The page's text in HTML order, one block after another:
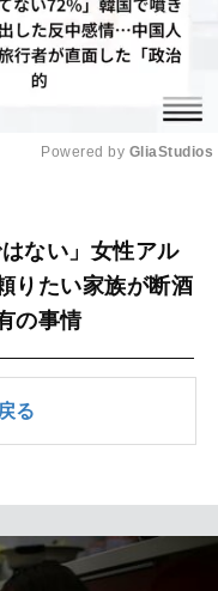
Powered by GliaStudios
ない」女性アル
りたい家族が断酒
の事情
る